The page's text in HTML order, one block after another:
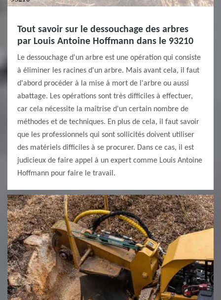
Tout savoir sur le dessouchage des arbres
par Louis Antoine Hoffmann dans le 93210
Le dessouchage d'un arbre est une opération qui consiste
à éliminer les racines d'un arbre. Mais avant cela, il faut
d'abord procéder à la mise à mort de l'arbre ou aussi
abattage. Les opérations sont très difficiles à effectuer,
car cela nécessite la maîtrise d'un certain nombre de
méthodes et de techniques. En plus de cela, il faut savoir
que les professionnels qui sont sollicités doivent utiliser
des matériels difficiles à se procurer. Dans ce cas, il est
judicieux de faire appel à un expert comme Louis Antoine
Hoffmann pour faire le travail.